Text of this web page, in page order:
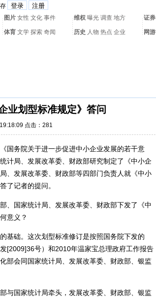
图片 女性 文化 事件 维权 曝光 调查 地方 证券
体育 文学 探索 奇闻 历史 人物 热点 企业 网游
业划型标准规定》答问
点击： 281
国务院关于进一步促进中小企业发展的若干意
计局、发展改革委、财政部研究制定了《中小企
、发展改革委、财政部等四部门负责人就《中小
了记者的提问。
、国家统计局、发展改革委、财政部下发了《中
意义？
基础。这次划型标准修订是按照国务院下发的
[2009]36号）和2010年温家宝总理政府工作报告
部会同国家统计局、发展改革委、财政部、银监
与国家统计局牵头，发展改革委、财政部、银监